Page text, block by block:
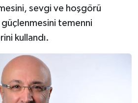
sevgi ve hoşgörü
güçlenmesini temenni
kullandı.